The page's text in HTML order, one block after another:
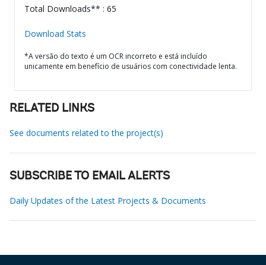
Total Downloads** : 65
Download Stats
*A versão do texto é um OCR incorreto e está incluído
unicamente em benefício de usuários com conectividade lenta.
RELATED LINKS
See documents related to the project(s)
SUBSCRIBE TO EMAIL ALERTS
Daily Updates of the Latest Projects & Documents